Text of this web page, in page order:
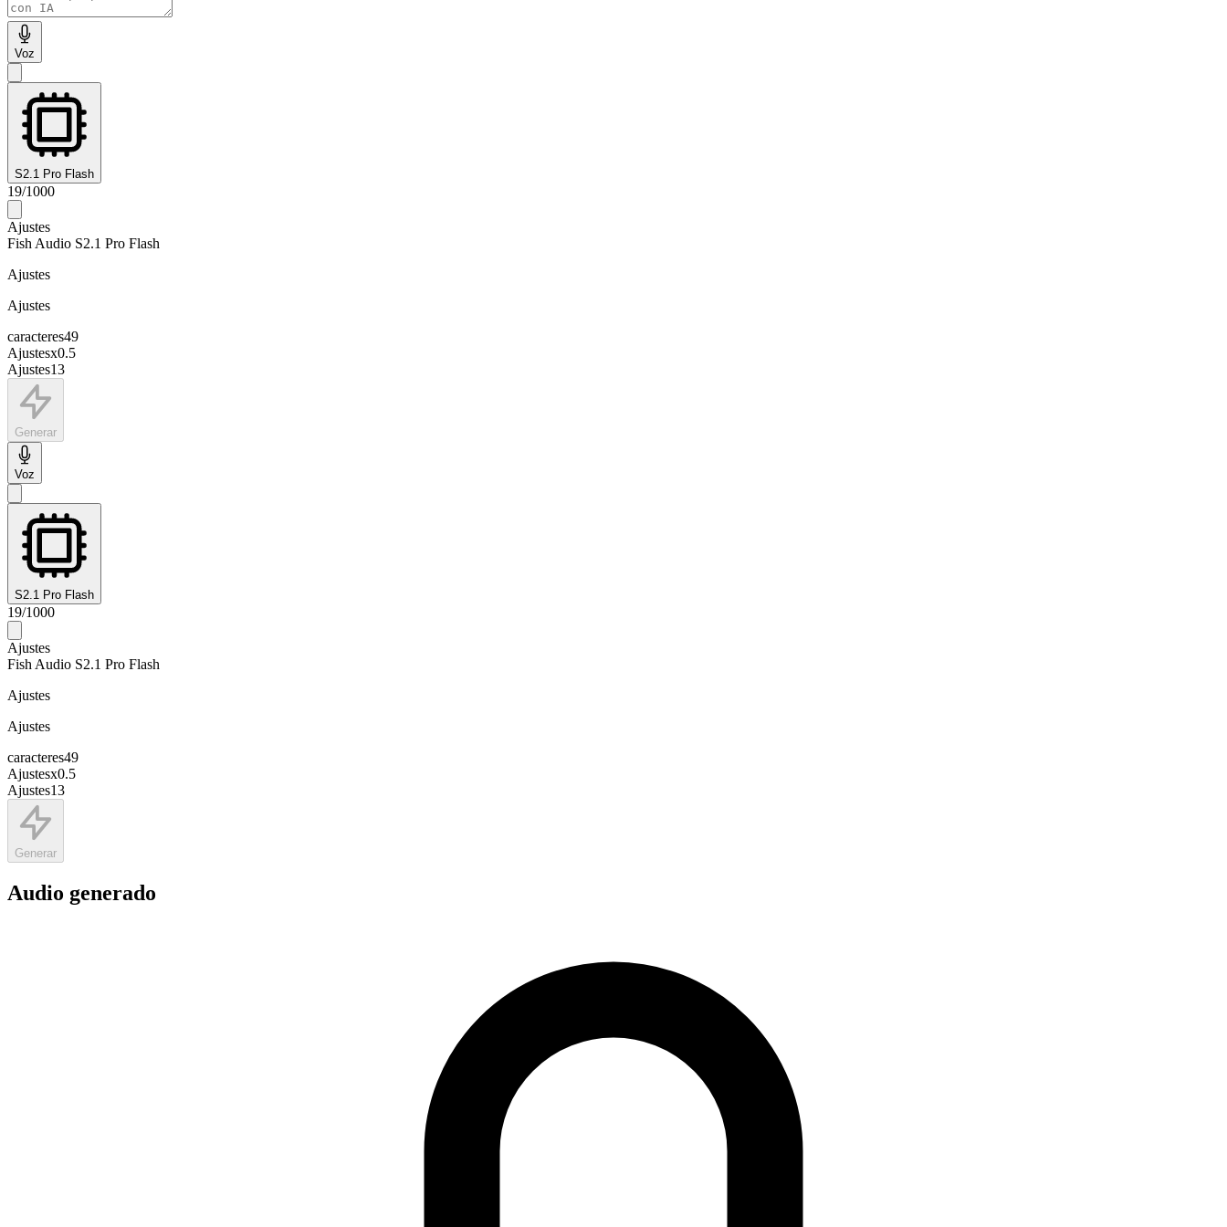
Voz
S2.1 Pro Flash
19/1000
Ajustes
Fish Audio S2.1 Pro Flash
Ajustes
Ajustes
caracteres49
Ajustesx0.5
Ajustes13
Generar
Voz
S2.1 Pro Flash
19/1000
Ajustes
Fish Audio S2.1 Pro Flash
Ajustes
Ajustes
caracteres49
Ajustesx0.5
Ajustes13
Generar
Audio generado